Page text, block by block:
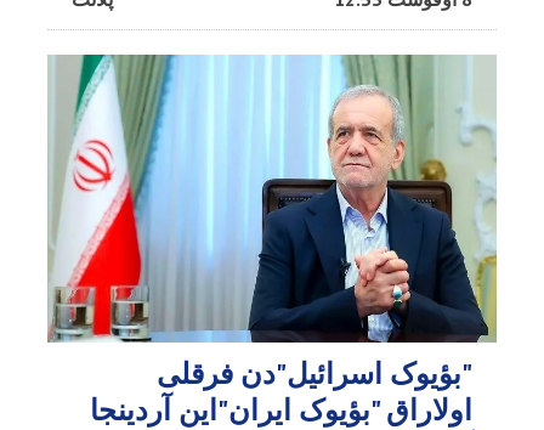
"بؤیوک اسرائیل"دن فرقلی
اولاراق "بؤیوک ایران"این آردینجا